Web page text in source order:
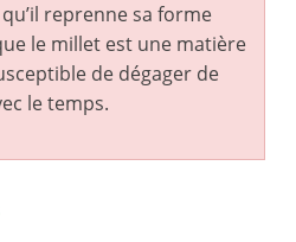
reprenne sa forme
le millet est une matière
de dégager de
le temps.